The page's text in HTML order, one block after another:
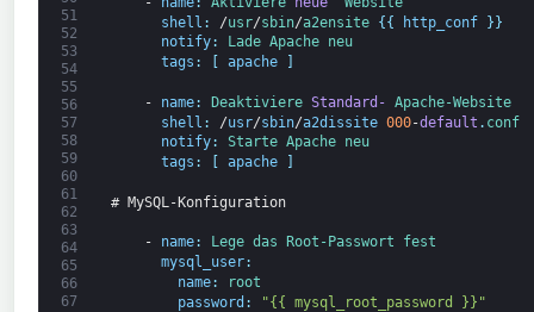
51
52
53
54
55
56
57
58
59
60
61
62
63
64
65
66
67
shell : /usr/sbin/a2ensite {{ http_conf }}
notify: Lade Apache neu
tags : apache
- name: Deaktiviere Standard- Apache-Website
shell : /usr/sbin/a2dissite 000-default . conf
notify: Starte Apache neu
tags : apache
# MySQL-Konfiguration
- name: Lege das Root- Passwort fest
mysql_user:
name:
root
password :
"{{ mysql_root_password }}"